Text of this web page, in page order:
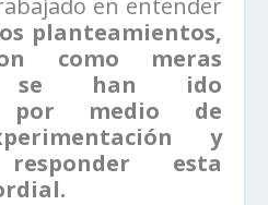
planteamientos,
como meras
se han ido
por medio de
y
esta